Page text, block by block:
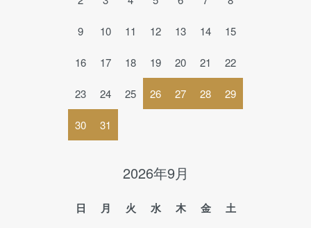
9 10 11 12 13 14 15
16 17 18 19 20 21 22
23 24 25 26 27 28 29
30 31
2026年9月
日 月 火 水 木 金 土